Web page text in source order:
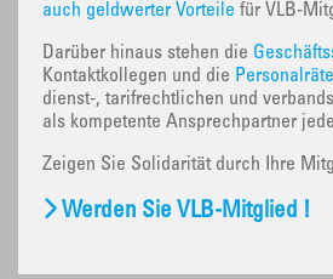
auch geldwerter Vorteile für VLB-
Darüber hinaus stehen die
Kontaktkollegen und die
dienst-, tarifrechtlichen und
als kompetente Ansprechpartner
Zeigen Sie Solidarität durch Ihre
Werden Sie VLB-Mitglied !